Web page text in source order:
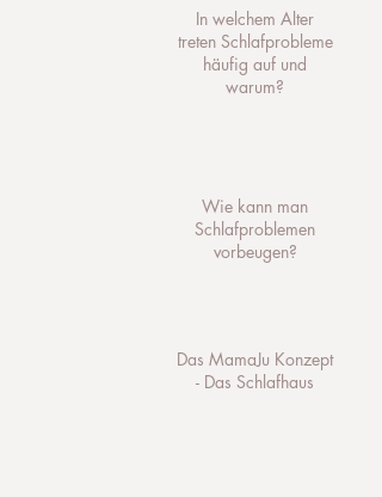
In welchem Alter
treten Schlafprobleme
häufig auf und
warum?
Wie kann man
Schlafproblemen
vorbeugen?
Das MamaJu Konzept
- Das Schlafhaus